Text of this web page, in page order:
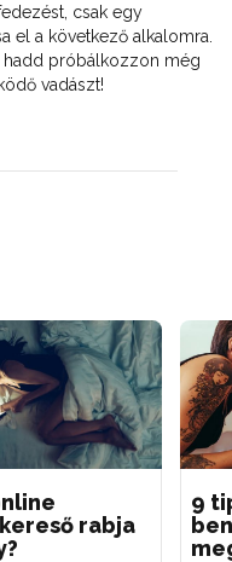
csak egy
el a következő alkalomra.
hadd próbálkozzon még
vadászt!
rabja
9